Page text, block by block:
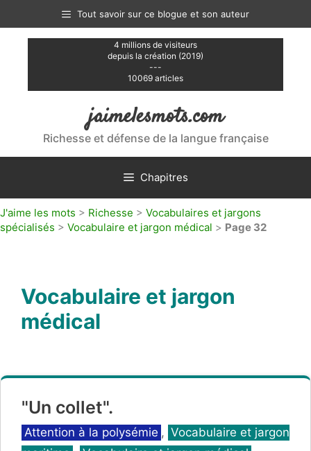
contenu
Tout savoir sur ce blogue et son auteur
4 millions de visiteurs
depuis la création (2019)
---
10069 articles
jaimelesmots.com
Richesse et défense de la langue française
Chapitres
J'aime les mots > Richesse > Vocabulaires et jargons
spécialisés > Vocabulaire et jargon médical > Page 32
Vocabulaire et jargon
médical
"Un collet".
Catégories
Attention à la polysémie , Vocabulaire et jargon